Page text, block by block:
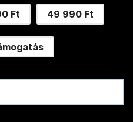
Ft 49 990 Ft